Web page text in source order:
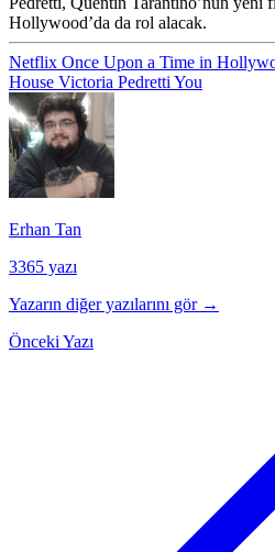
Hollywood’da da rol alacak.
Netflix Once Upon a Time in
House Victoria Pedretti You
Erhan Tan
3365 yazı
Yazarın diğer yazılarını gör →
Önceki Yazı